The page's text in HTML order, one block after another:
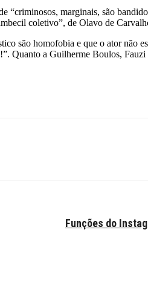
“criminosos, marginais, são
coletivo”, de Olavo de
são homofobia e que o ator não
Quanto a Guilherme Boulos,
Funções do